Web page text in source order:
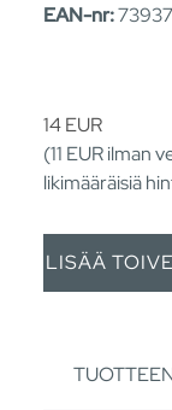
EAN-nr:
14EUR
(11 EURilman
likimääräisiä
LISÄÄ